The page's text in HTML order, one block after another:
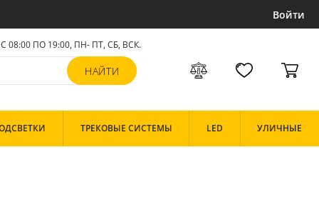
Войти
С 08:00 ПО 19:00, ПН- ПТ,СБ, ВСК.
ТРЕКОВЫЕ СИСТЕМЫ LED УЛИЧНЫЕ